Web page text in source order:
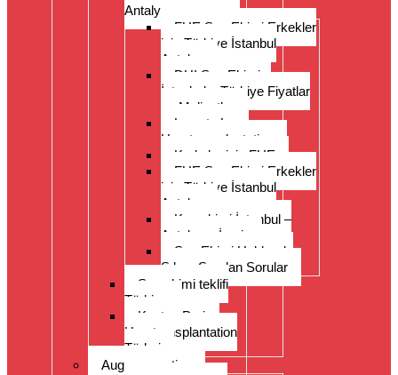
Antalya
FUE Saç Ekimi Erkekler
için Türkiye İstanbul
Antalya
DHI Saç Ekimi –
İstanbul – Türkiye Fiyatlar
ve Maliyetler
Long to Long
Haartransplantation
Kadınlar için FUE
FUE Saç Ekimi Erkekler
için Türkiye İstanbul
Antalya
Kaş ekimi İstanbul –
Antalya – İzmir
Saç Ekimi Hakkında
Sıkça Sorulan Sorular
Saç ekimi teklifi
Türkiye
Kosten Preise
Haartransplantation
Türkei
Augenoperation